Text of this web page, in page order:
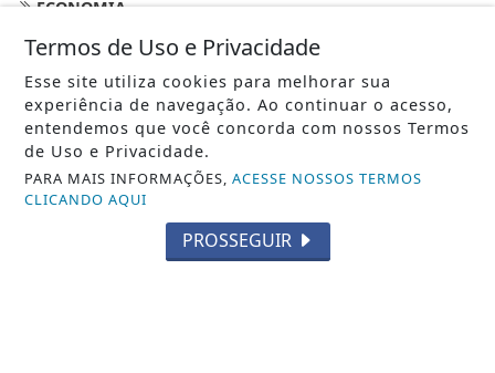
ECONOMIA
AGRO
JUSTIÇA
SAÚDE
CONTEÚDO PATROCINADO
Termos de Uso e Privacidade
Esse site utiliza cookies para melhorar sua
experiência de navegação. Ao continuar o acesso,
entendemos que você concorda com nossos Termos
de Uso e Privacidade.
PARA MAIS INFORMAÇÕES,ACESSE NOSSOS TERMOS
CLICANDO AQUI
PROSSEGUIR